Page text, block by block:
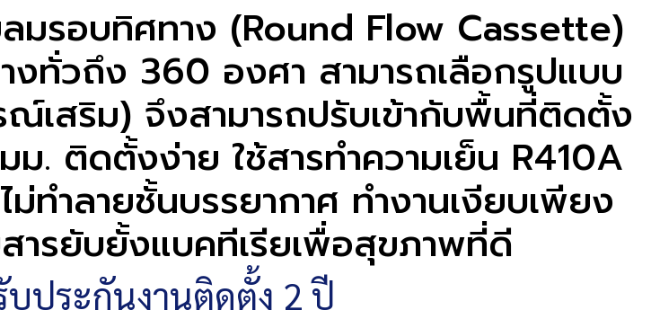
ลมรอบทิศทาง (Round Flow Cassette)
ทั่วถึง 360 องศา สามารถเลือกรูปแบบ
เสริม) จึงสามารถปรับเข้ากับพื้นที่ติดตั้ง
ติดตั้งง่าย ใช้สารทำความเย็น R410A
ทำลายชั้นบรรยากาศ ทำงานเงียบเพียง
ารยับยั้งแบคทีเรียเพื่อสุขภาพที่ดี
บประกันงานติดตั้ง 2 ปี